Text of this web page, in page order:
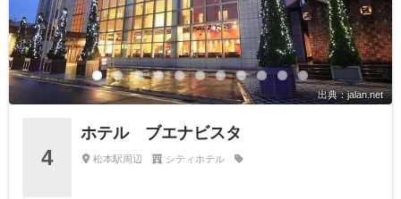
出典：jalan.net
4
ホテル ブエナビスタ
松本駅周辺 シティホテル